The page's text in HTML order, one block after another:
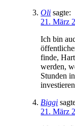
Oli sagte:
21. März
Ich bin
finde,
werden,
Stunden
Biggi
21. März